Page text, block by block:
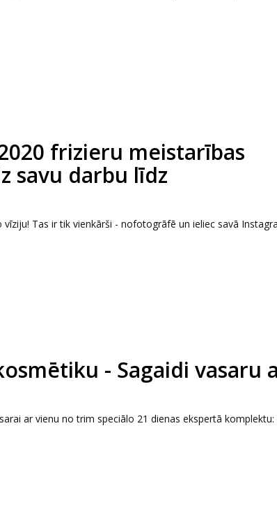
frizieru meistarības
savu darbu līdz
Tas ir tik vienkārši - nofotogrāfē un ieliec savā
- Sagaidi vasaru
ar vienu no trim speciālo 21 dienas ekspertā komplektu: